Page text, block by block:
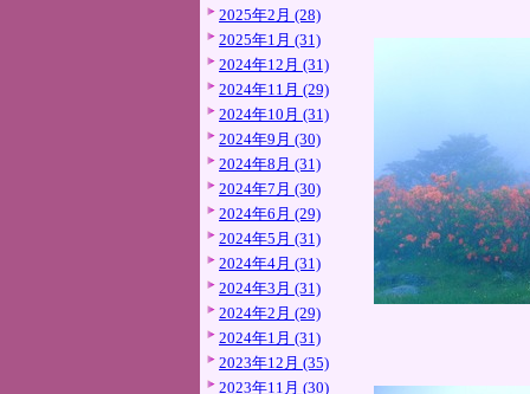
2025年2月 (28)
2025年1月 (31)
2024年12月 (31)
2024年11月 (29)
2024年10月 (31)
2024年9月 (30)
2024年8月 (31)
2024年7月 (30)
2024年6月 (29)
2024年5月 (31)
2024年4月 (31)
2024年3月 (31)
2024年2月 (29)
2024年1月 (31)
2023年12月 (35)
2023年11月 (30)